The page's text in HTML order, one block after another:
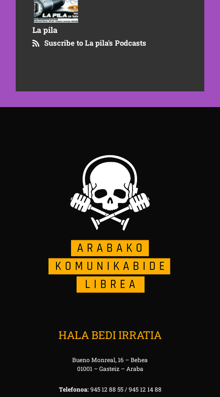
La pila
Suscribe to La pila's Podcasts
HALA BEDI IRRATIA
Bueno Monreal, 16 – Behea
01001 – Gasteiz – Araba
Telefonoa:945 12 88 55 / 945 12 14 88